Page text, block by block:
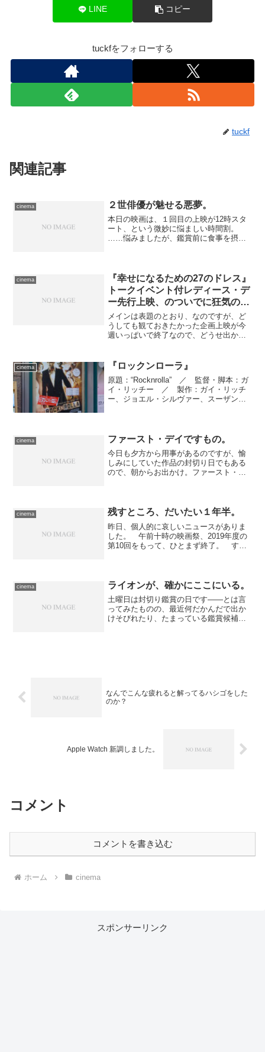
LINE コピー
tuckfをフォローする
tuckf
関連記事
cinema ２世俳優が魅せる悪夢。
本日の映画は、１回目の上映が12時スタ
ート、という微妙に悩ましい時間割。
……悩みましたが、鑑賞前に食事を摂
Boxing 2』をしっ...
cinema
『幸せになるための27のドレス』
トークイベント付レディース・デ
ー先行上映、のついでに狂気のハ
シゴ。
メインは表題のとおり、なのですが、ど
うしても観ておきたかった企画上映が今
週いっぱいで終了なので、どうせ出かけ
ならもう１本――と思って調べたらもの
の見事にぴっちり嵌るもの...
cinema 『ロックンローラ』
原題：“Rocknrolla” ／ 監督・脚本：ガ
イ・リッチー ／ 製作：ガイ・リッチ
ー、ジョエル・シルヴァー、スーザン・
／ 撮影監...
cinema ファースト・デイですもの。
今日も夕方から用事があるのですが、愉
しみにしていた作品の封切り日でもある
ので、朝からお出かけ。ファースト・デ
いえそこそこ混んでいまし...
cinema 残すところ、だいたい１年半。
昨日、個人的に哀しいニュースがありま
した。 午前十時の映画祭、2019年度の
第10回をもって、ひとまず終了。 すっ
だいぶ厳しい運営を迫...
cinema ライオンが、確かにここにいる。
土曜日は封切り鑑賞の日です――とは言
ってみたものの、最近何だかんだで出か
けそびれたり、たまっている鑑賞候補の
なんでこんな疲れると解ってるハシゴをした
のか？
Apple Watch 新調しました。
コメント
コメントを書き込む
ホーム cinema
スポンサーリンク